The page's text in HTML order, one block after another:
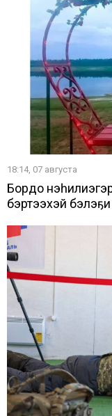
18:14, 07 августа
Бордоҥ
бэртээхэй бэлэҕи